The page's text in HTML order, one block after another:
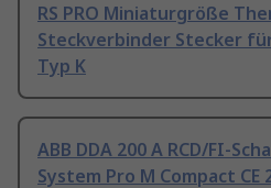
RS PRO Miniaturgröße
Steckverbinder Stecker
Typ K
ABB DDA 200 A RCD/FI-
System Pro M Compact CE